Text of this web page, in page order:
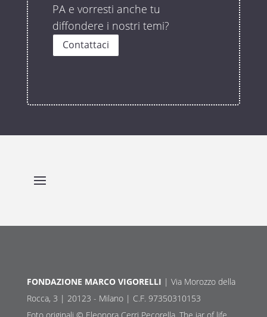
PA e vorresti anche tu
diffondere i nostri temi?
Contattaci
FONDAZIONE MARCO VIGORELLI | Via Morozzo della
Rocca, 3 | 20123 - Milano | C.F. 97350310153